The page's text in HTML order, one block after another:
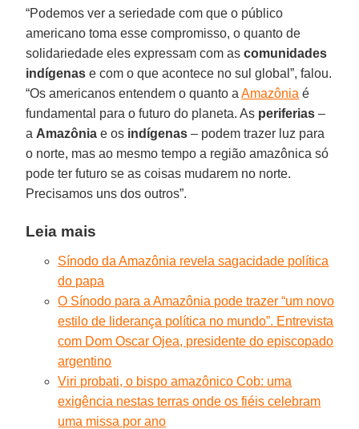
“Podemos ver a seriedade com que o público
americano toma esse compromisso, o quanto de
solidariedade eles expressam com ascomunidades
indígenas e com o que acontece no sul global”, falou.
“Os americanos entendem o quanto aAmazônia é
fundamental para o futuro do planeta. As periferias –
a Amazônia e os indígenas – podem trazer luz para
o norte, mas ao mesmo tempo a região amazônica só
pode ter futuro se as coisas mudarem no norte.
Precisamos uns dos outros”.
Leia mais
Sínodo da Amazônia revela sagacidade política
do papa
O Sínodo para a Amazônia pode trazer “um novo
estilo de liderança política no mundo”. Entrevista
com Dom Oscar Ojea, presidente do episcopado
argentino
Viri probati, o bispo amazônico Cob: uma
exigência nestas terras onde os fiéis celebram
uma missa por ano